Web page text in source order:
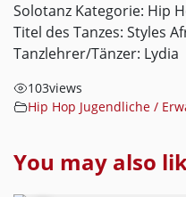
Solotanz Kategorie: Hip
Titel des Tanzes: Styles
Tanzlehrer/Tänzer: Lydia
103views
Hip Hop Jugendliche /
You may also